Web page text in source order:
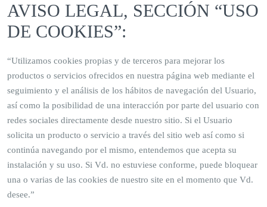
AVISO LEGAL, SECCIÓN “USO
DE COOKIES”:
“Utilizamos cookies propias y de terceros para mejorar los
productos o servicios ofrecidos en nuestra página web mediante el
seguimiento y el análisis de los hábitos de navegación del Usuario,
así como la posibilidad de una interacción por parte del usuario con
redes sociales directamente desde nuestro sitio. Si el Usuario
solicita un producto o servicio a través del sitio web así como si
continúa navegando por el mismo, entendemos que acepta su
instalación y su uso. Si Vd. no estuviese conforme, puede bloquear
una o varias de las cookies de nuestro site en el momento que Vd.
desee.”